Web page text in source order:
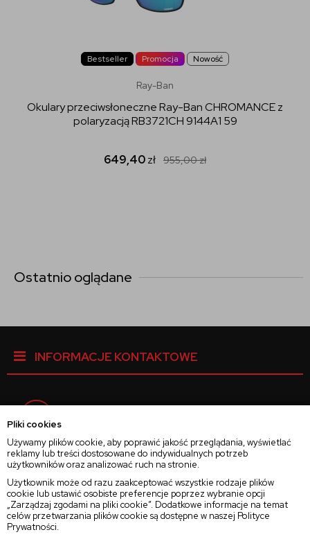
Pliki cookies
Używamy plików cookie, aby poprawić jakość przeglądania, wyświetlać
reklamy lub treści dostosowane do indywidualnych potrzeb
użytkowników oraz analizować ruch na stronie.
Użytkownik może od razu zaakceptować wszystkie rodzaje plików
cookie lub ustawić osobiste preferencje poprzez wybranie opcji
„Zarządzaj zgodami na pliki cookie”. Dodatkowe informacje na temat
celów przetwarzania plików cookie są dostępne w naszej Polityce
Prywatności.
Bestseller Promocja Nowość
Ray-Ban
Okulary przeciwsłoneczne Ray-Ban CHROMANCE z
polaryzacją RB3721CH 9144A1 59
649,40zł 955,00zł
Ostatnio oglądane
INFORMACJE KONTAKTOWE
Instagram
Twitter